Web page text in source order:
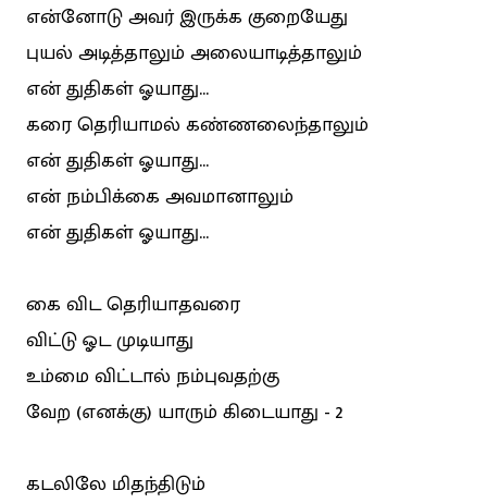
என்னோடு அவர் இருக்க குறையேது
புயல் அடித்தாலும் அலையாடித்தாலும்
என் துதிகள் ஓயாது...
கரை தெரியாமல் கண்ணலைந்தாலும்
என் துதிகள் ஓயாது...
என் நம்பிக்கை அவமானாலும்
என் துதிகள் ஓயாது...
கை விட தெரியாதவரை
விட்டு ஓட முடியாது
உம்மை விட்டால் நம்புவதற்கு
வேற (எனக்கு) யாரும் கிடையாது - 2
கடலிலே மிதந்திடும்